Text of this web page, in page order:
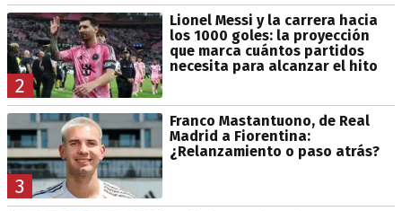
2
Lionel Messi y la carrera hacia
los 1000 goles: la proyección
que marca cuántos partidos
necesita para alcanzar el hito
3
Franco Mastantuono, de Real
Madrid a Fiorentina:
¿Relanzamiento o paso atrás?